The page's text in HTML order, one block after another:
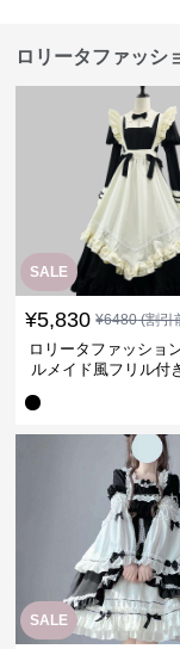
ロリータファッシ
SALE
¥5,830 ¥6480(割引
ロリータファッショ
ルメイド風フリル付
SALE